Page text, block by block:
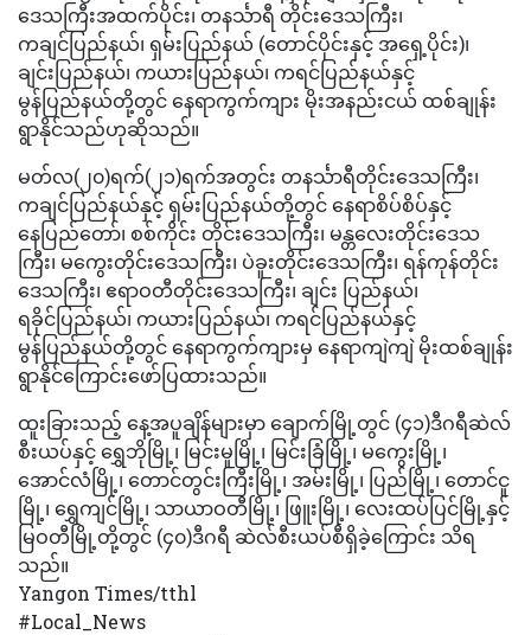
ဒေသကြီးအထက်ပိုင်း၊ တနင်္သာရီ တိုင်းဒေသကြီး၊
ကချင်ပြည်နယ်၊ ရှမ်းပြည်နယ် (တောင်ပိုင်းနှင့် အရှေ့ပိုင်း)၊
ချင်းပြည်နယ်၊ ကယားပြည်နယ်၊ ကရင်ပြည်နယ်နှင့်
မွန်ပြည်နယ်တို့တွင် နေရာကွက်ကျား မိုးအနည်းငယ် ထစ်ချုန်း
ရွာနိုင်သည်ဟုဆိုသည်။
မတ်လ(၂၀)ရက်(၂၁)ရက်အတွင်း တနင်္သာရီတိုင်းဒေသကြီး၊
ကချင်ပြည်နယ်နှင့် ရှမ်းပြည်နယ်တို့တွင် နေရာစိပ်စိပ်နှင့်
နေပြည်တော်၊ စစ်ကိုင်း တိုင်းဒေသကြီး၊ မန္တလေးတိုင်းဒေသ
ကြီး၊ မကွေးတိုင်းဒေသကြီး၊ ပဲခူးတိုင်းဒေသကြီး၊ ရန်ကုန်တိုင်း
ဒေသကြီး၊ ဧရာဝတီတိုင်းဒေသကြီး၊ ချင်း ပြည်နယ်၊
ရခိုင်ပြည်နယ်၊ ကယားပြည်နယ်၊ ကရင်ပြည်နယ်နှင့်
မွန်ပြည်နယ်တို့တွင် နေရာကွက်ကျားမှ နေရာကျဲကျဲ မိုးထစ်ချုန်း
ရွာနိုင်ကြောင်းဖော်ပြထားသည်။
ထူးခြားသည့် နေ့အပူချိန်များမှာ ချောက်မြို့တွင် (၄၁)ဒီဂရီဆဲလ်
စီးယပ်နှင့် ရွှေဘိုမြို့၊ မြင်းမူမြို့၊ မြင်းခြံမြို့၊ မကွေးမြို့၊
အောင်လံမြို့၊ တောင်တွင်းကြီးမြို့၊ အမ်းမြို့၊ ပြည်မြို့၊ တောင်ငူ
မြို့၊ ရွှေကျင်မြို့၊ သာယာဝတီမြို့၊ ဖြူးမြို့၊ လေးထပ်ပြင်မြို့နှင့်
မြဝတီမြို့တို့တွင် (၄၀)ဒီဂရီ ဆဲလ်စီးယပ်စီရှိခဲ့ကြောင်း သိရ
သည်။
Yangon Times/tthl
#Local_News